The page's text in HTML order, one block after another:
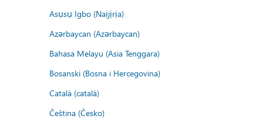
Asụsụ Igbo (Naịjịrịa)
Azərbaycan (Azərbaycan)
Bahasa Melayu (Asia Tenggara)
Bosanski (Bosna i Hercegovina)
Català (català)
Čeština (Česko)